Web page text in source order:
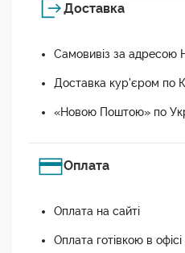
Доставка
Самовивіз за адресою
Доставка кур'єром по
«Новою Поштою» по
Оплата
Оплата на сайті
Оплата готівкою в